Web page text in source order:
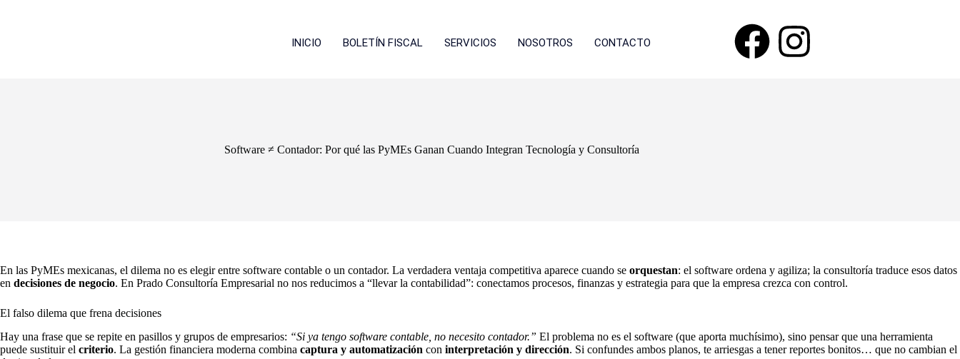
INICIO BOLETÍN FISCAL SERVICIOS NOSOTROS CONTACTO
Software ≠ Contador: Por qué las PyMEs Ganan Cuando Integran Tecnología y Consultoría
En las PyMEs mexicanas, el dilema no es elegir entre software contable o un contador. La verdadera ventaja competitiva aparece cuando se orquestan: el software ordena y agiliza; la consultoría traduce esos datos
en decisiones de negocio. En Prado Consultoría Empresarial no nos reducimos a “llevar la contabilidad”: conectamos procesos, finanzas y estrategia para que la empresa crezca con control.
El falso dilema que frena decisiones
Hay una frase que se repite en pasillos y grupos de empresarios: “Si ya tengo software contable, no necesito contador.” El problema no es el software (que aporta muchísimo), sino pensar que una herramienta
puede sustituir el criterio. La gestión financiera moderna combina captura y automatización con interpretación y dirección. Si confundes ambos planos, te arriesgas a tener reportes bonitos… que no cambian el